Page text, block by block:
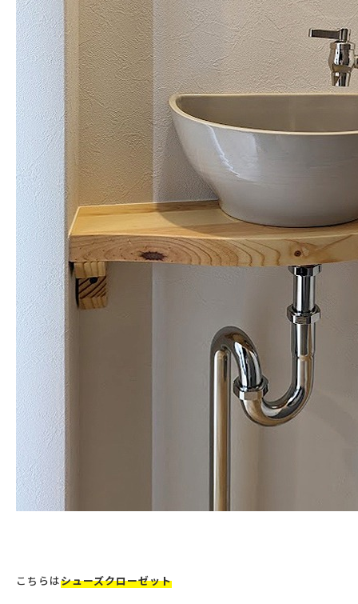
こちらはシューズクローゼット